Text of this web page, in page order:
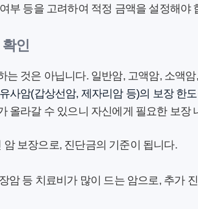
부 등을 고려하여 적정 금액을 설정해야
인
는 것은 아닙니다. 일반암, 고액암, 소액
유사암(갑상선암, 제자리암 등)의 보장 한도
올라갈 수 있으니 자신에게 필요한 보장
보장으로, 진단금의 기준이 됩니다.
암 등 치료비가 많이 드는 암으로, 추가